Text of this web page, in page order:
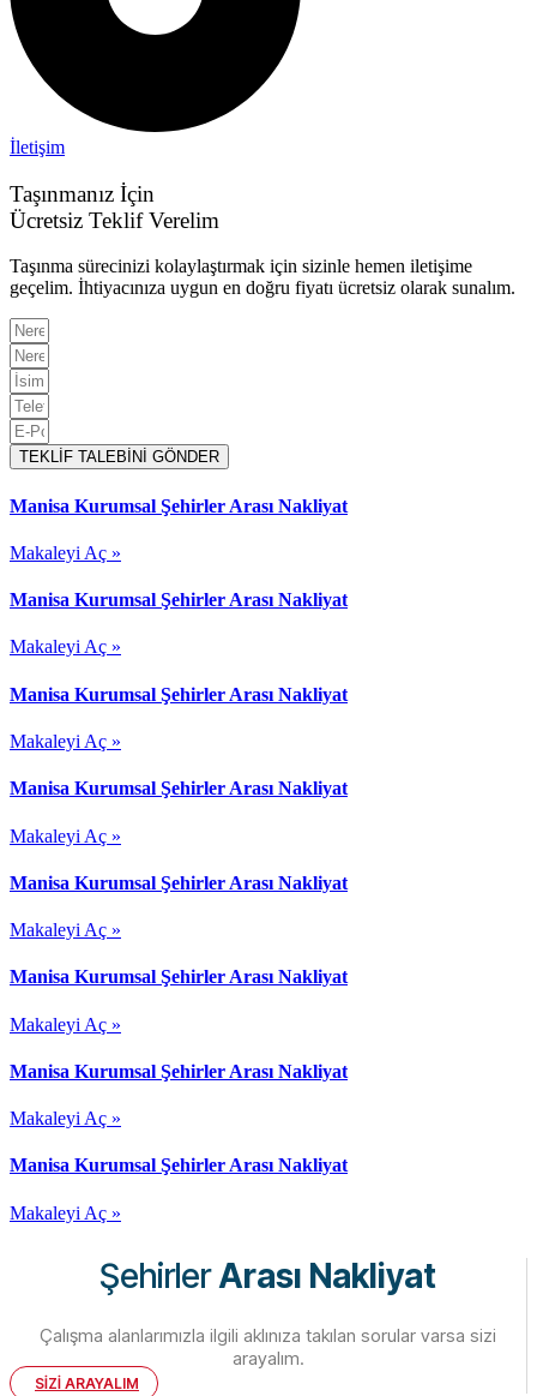
İletişim
Taşınmanız İçin
Ücretsiz Teklif Verelim
Taşınma sürecinizi kolaylaştırmak için sizinle hemen iletişime
geçelim. İhtiyacınıza uygun en doğru fiyatı ücretsiz olarak sunalım.
TEKLİF TALEBİNİ GÖNDER
Manisa Kurumsal Şehirler Arası Nakliyat
Makaleyi Aç »
Manisa Kurumsal Şehirler Arası Nakliyat
Makaleyi Aç »
Manisa Kurumsal Şehirler Arası Nakliyat
Makaleyi Aç »
Manisa Kurumsal Şehirler Arası Nakliyat
Makaleyi Aç »
Manisa Kurumsal Şehirler Arası Nakliyat
Makaleyi Aç »
Manisa Kurumsal Şehirler Arası Nakliyat
Makaleyi Aç »
Manisa Kurumsal Şehirler Arası Nakliyat
Makaleyi Aç »
Manisa Kurumsal Şehirler Arası Nakliyat
Makaleyi Aç »
ŞehirlerArası Nakliyat
Çalışma alanlarımızla ilgili aklınıza takılan sorular varsa sizi
arayalım.
SİZİ ARAYALIM